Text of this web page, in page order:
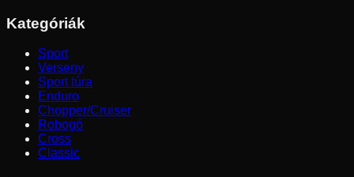
Kategóriák
Sport
Verseny
Sport túra
Enduro
Chopper/Cruiser
Robogó
Cross
Classic